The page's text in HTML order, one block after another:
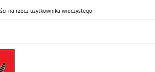
na rzecz użytkownika wieczystego